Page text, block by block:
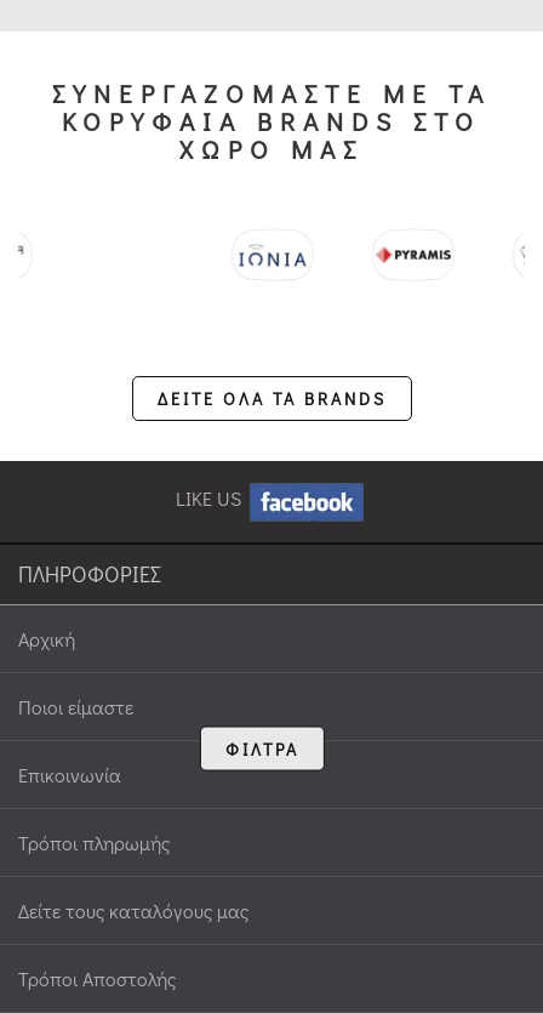
ΦΙΛΤΡΑ
ΣΥΝΕΡΓΑΖΟΜΑΣΤΕ ΜΕ ΤΑ
ΚΟΡΥΦΑΙΑ BRANDS ΣΤΟ
ΧΩΡΟ ΜΑΣ
ΔΕΙΤΕ ΟΛΑ ΤΑ BRANDS
LIKE US
ΠΛΗΡΟΦΟΡΙΕΣ
Αρχική
Ποιοι είμαστε
Επικοινωνία
Τρόποι πληρωμής
Δείτε τους καταλόγους μας
Τρόποι Αποστολής